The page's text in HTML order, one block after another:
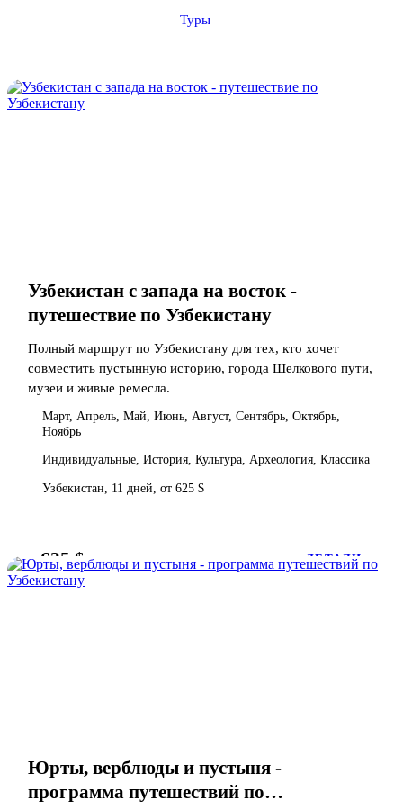
Туры
Узбекистан с запада на восток -
путешествие по Узбекистану
Полный маршрут по Узбекистану для тех, кто хочет
совместить пустынную историю, города Шелкового пути,
музеи и живые ремесла.
Март, Апрель, Май, Июнь, Август, Сентябрь, Октябрь,
Ноябрь
Индивидуальные, История, Культура, Археология, Классика
Узбекистан, 11 дней, от 625 $
от625 $ ДЕТАЛИ
Юрты, верблюды и пустыня -
программа путешествий по